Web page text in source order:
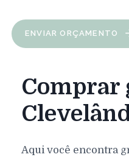
ENVIAR ORÇAMENTO
Comprar
Aqui você encontra